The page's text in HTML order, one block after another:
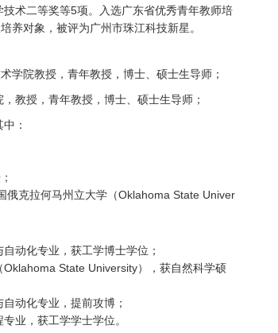
术二等奖等5项。入选广东省优秀青年教师培
养对象，被评为广州市珠江科技新星。
学院教授，青年教授，博士、硕士生导师；
教授，青年教授，博士、硕士生导师；
：
克拉何马州立大学（Oklahoma State Univer
动化专业，获工学博士学位；
State University），获自然科学硕
动化专业，提前攻博；
业，获工学学士学位。